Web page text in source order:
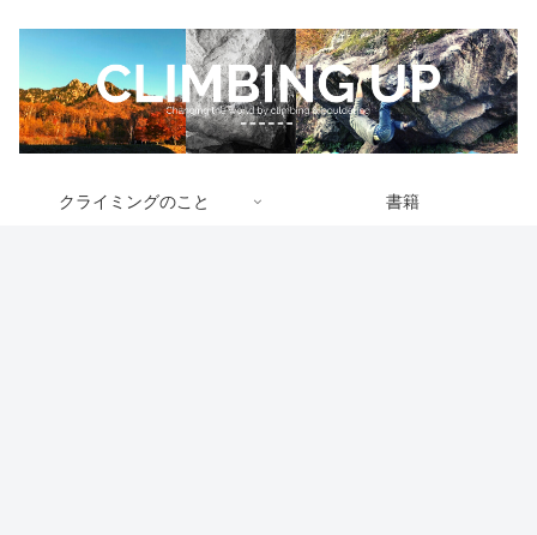
クライミングのこと 書籍